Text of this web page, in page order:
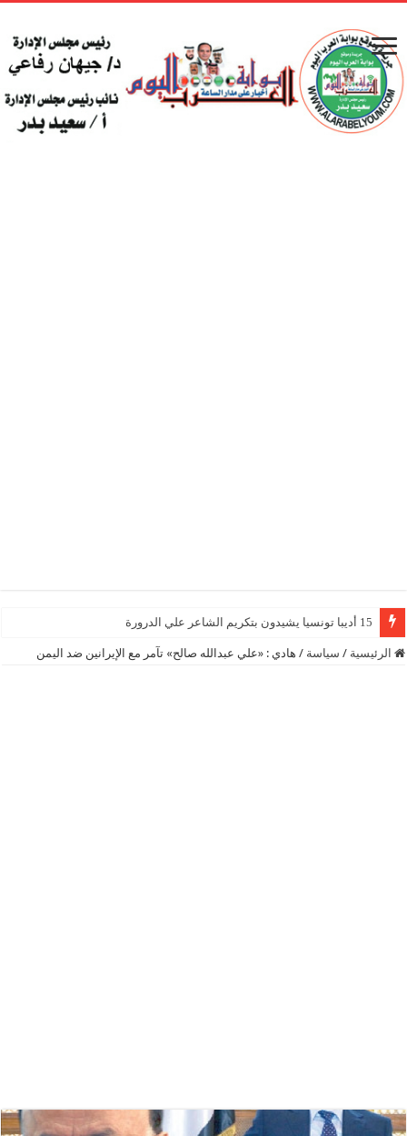
15 أديبا تونسيا يشيدون بتكريم الشاعر علي الدرورة
الرئيسية / سياسة / هادي : «علي عبدالله صالح» تآمر مع الإيرانين ضد اليمن